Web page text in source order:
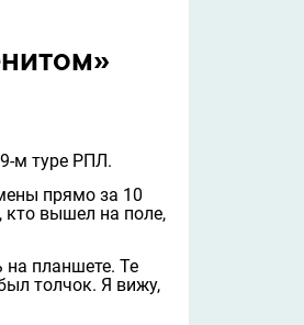
м туре РПЛ.
прямо за 10
кто вышел на поле,
на планшете. Те
толчок. Я вижу,